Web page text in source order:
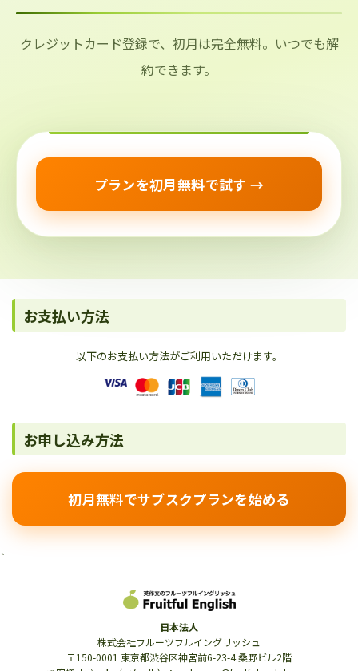
クレジットカード登録で、初月は完全無料。いつでも解
約できます。
プランを初月無料で試す →
お支払い方法
以下のお支払い方法がご利用いただけます。
お申し込み方法
初月無料でサブスクプランを始める
`
日本法人
株式会社フルーツフルイングリッシュ
〒150-0001 東京都渋谷区神宮前6-23-4 桑野ビル2階